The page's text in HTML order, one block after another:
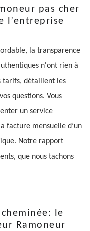
pas cher
l’entreprise
la transparence
n'ont rien à
tarifs, détaillent les
questions. Vous
un service
facture mensuelle d’un
Notre rapport
que nous tachons
le
Ramoneur